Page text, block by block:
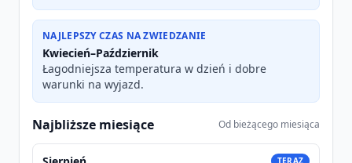
NAJLEPSZY CZAS NA ZWIEDZANIE
Kwiecień–Październik
Łagodniejsza temperatura w dzień i dobre
warunki na wyjazd.
Najbliższe miesiące Od bieżącego miesiąca